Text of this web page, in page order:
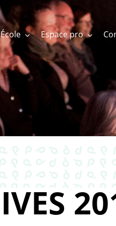
École Espace pro